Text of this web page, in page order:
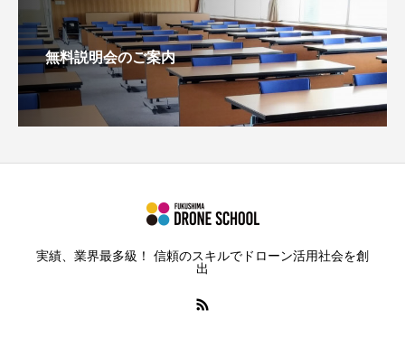
無料説明会のご案内
実績、業界最多級！ 信頼のスキルでドローン活用社会を創
出